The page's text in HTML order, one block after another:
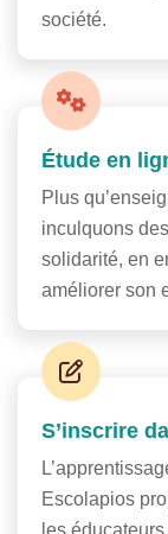
société.
Étude en
Plus
inculquons
solidarité, en
améliorer son
S’inscrire
Escolapios
les